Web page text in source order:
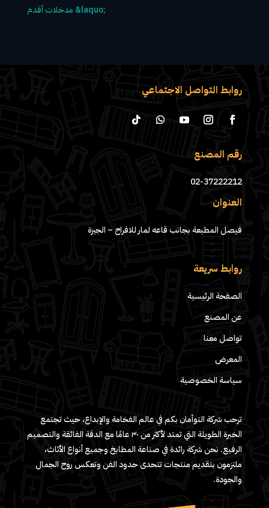
روابط التواصل الاجتماعي
رقم المصنع
02-37222212
العنوان
فيصل المطبعة بجانب قاعه لمار للافراح – الجيزة
روابط سريعة
الصفحة الرئيسية
عن المصنع
تواصل معنا
المعرض
سياسة الخصوصية
ترحب شركة التوأمان بكم في عالم الفخامة والإبداع، حيث تجتمع
الخبرة الطويلة التي تمتد لأكثر من ٣٠ عامًا مع الدقة الفائقة والتصميم
الرفيع. نحن شركة رائدة في صناعة المطابخ وجميع أنواع الأثاث،
ملتزمون بتقديم منتجات تتحدى حدود الفن وتعكس روح الجمال
والجودة.